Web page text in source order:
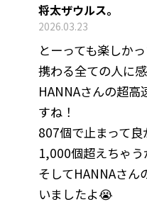
将太ザウルス。
2026.03.23
とーっても楽しか
携わる全ての人に
HANNAさんの超高
すね！
807個で止まって良
1,000個超えちゃ
そしてHANNAさん
いましたよ😭